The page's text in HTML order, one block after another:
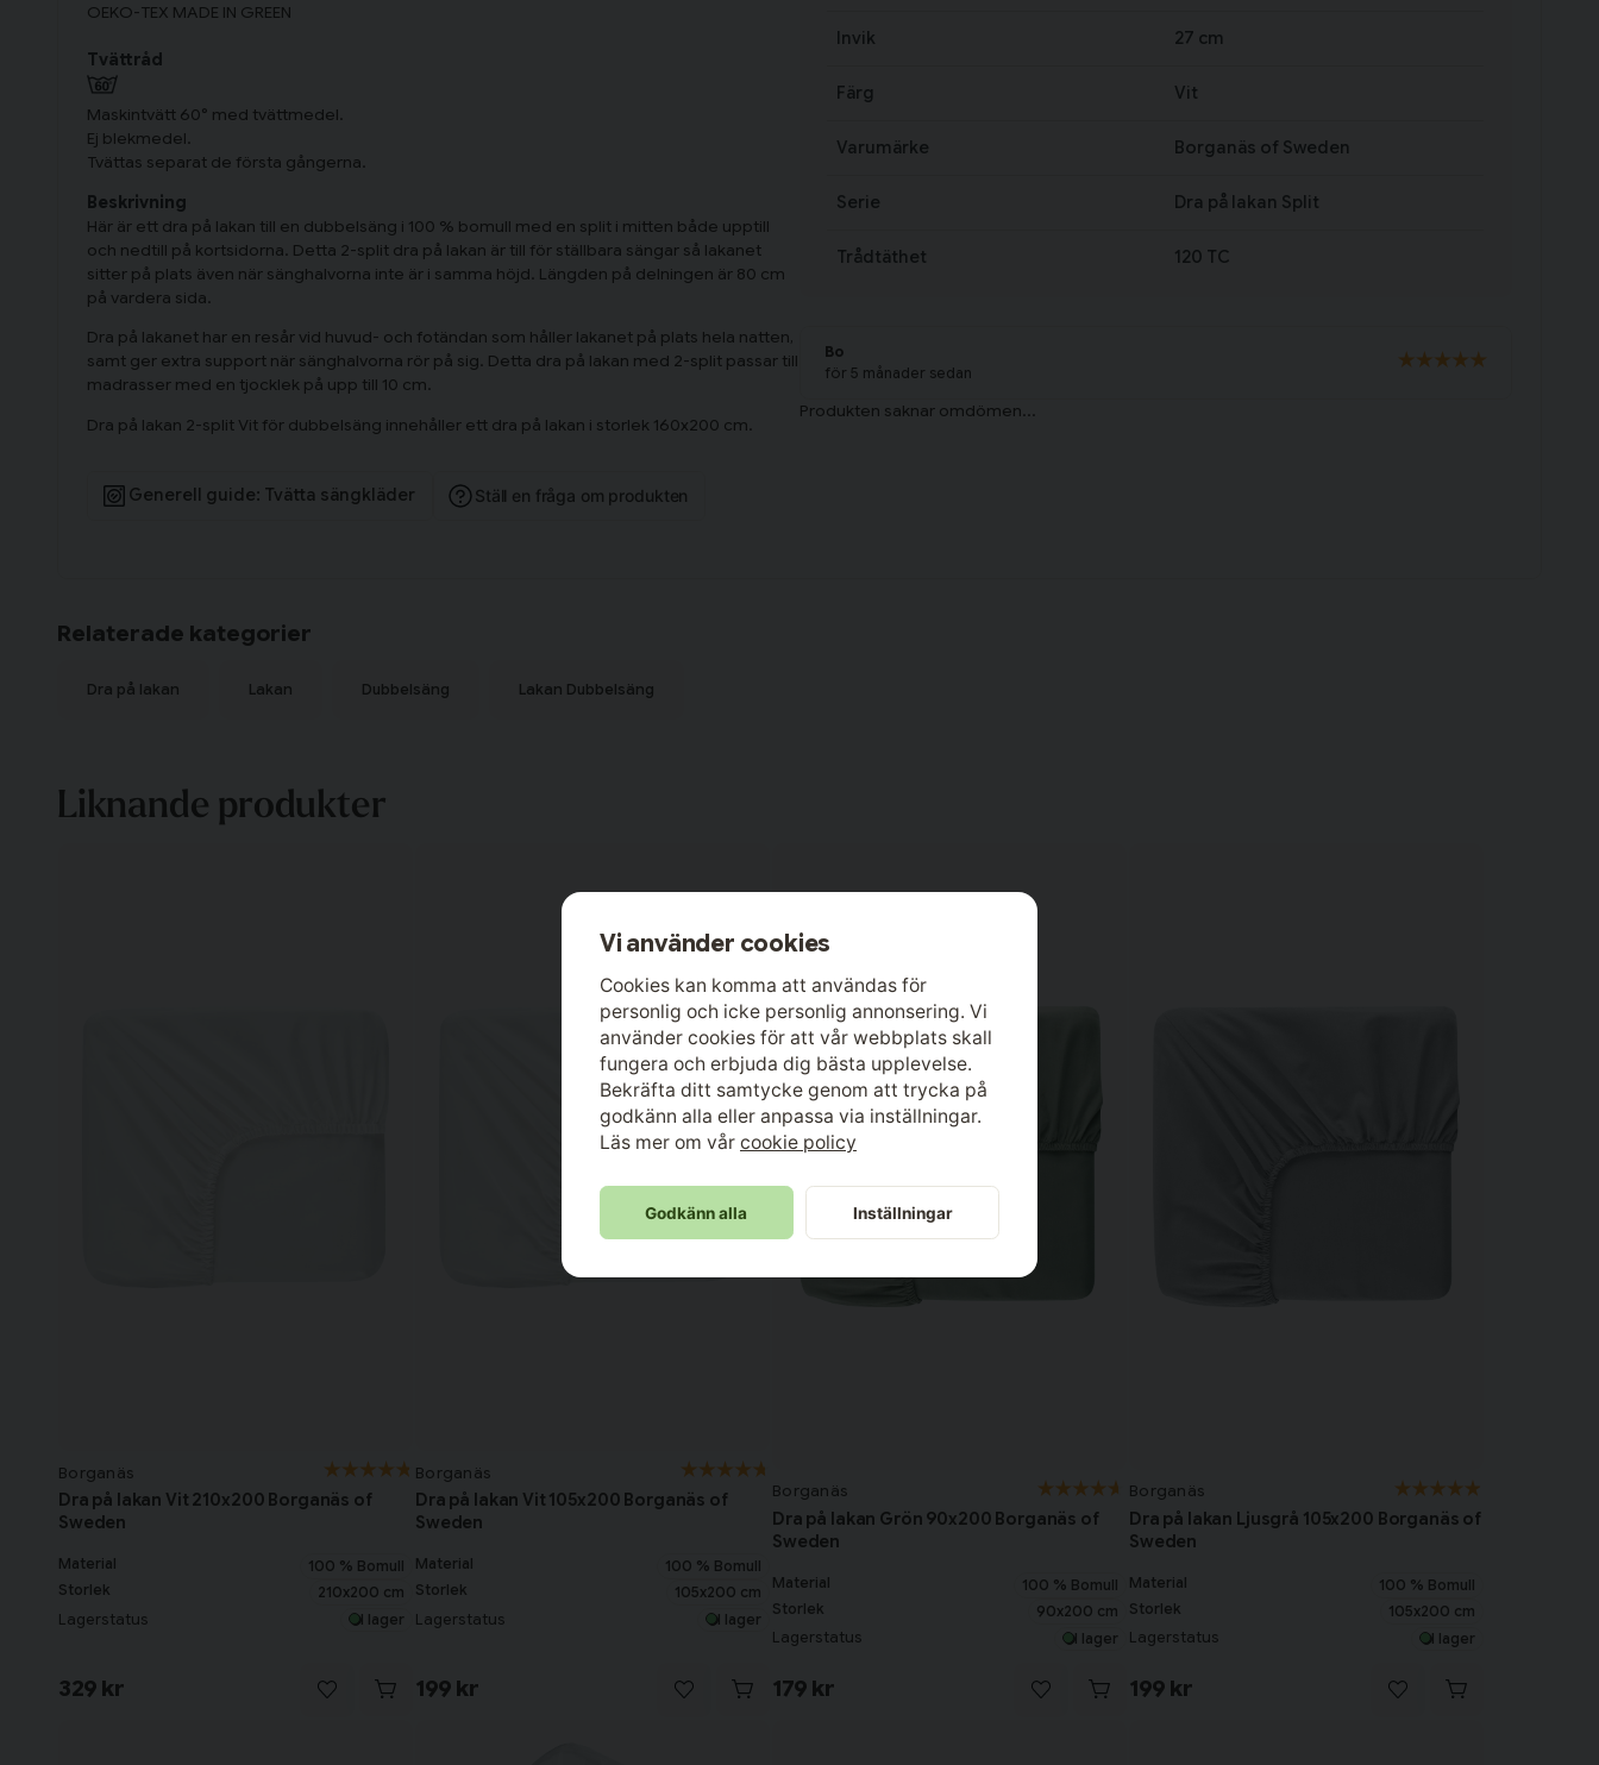
OEKO-TEX MADE IN GREEN
Tvättråd
Maskintvätt 60° med tvättmedel.
Ej blekmedel.
Tvättas separat de första gångerna.
Beskrivning
Här är ett dra på lakan till en dubbelsäng i 100 % bomull med en split i mitten både upptill
och nedtill på kortsidorna. Detta 2-split dra på lakan är till för ställbara sängar så lakanet
sitter på plats även när sänghalvorna inte är i samma höjd. Längden på delningen är 80 cm
på vardera sida.
Dra på lakanet har en resår vid huvud- och fotändan som håller lakanet på plats hela natten,
samt ger extra support när sänghalvorna rör på sig. Detta dra på lakan med 2-split passar till
madrasser med en tjocklek på upp till 10 cm.
Dra på lakan 2-split Vit för dubbelsäng innehåller ett dra på lakan i storlek 160x200 cm.
Generell guide: Tvätta sängkläder Ställ en fråga om produkten
Invik 27 cm
Färg Vit
Varumärke Borganäs of Sweden
Serie Dra på lakan Split
Trådtäthet 120 TC
Bo
för 5 månader sedan
Relaterade kategorier
Dra på lakan Lakan Dubbelsäng Lakan Dubbelsäng
Liknande produkter
Borganäs
Dra på lakan Vit 210x200 Borganäs of
Sweden
Material
100 % Bomull
Storlek
210x200 cm
Lagerstatus I lager
329 kr
Borganäs
Dra på lakan Vit 105x200 Borganäs of
Sweden
Material
100 % Bomull
Storlek
105x200 cm
Lagerstatus I lager
199 kr
Borganäs
Dra på lakan Grön 90x200 Borganäs of
Sweden
Material
100 % Bomull
Storlek
90x200 cm
Lagerstatus I lager
179 kr
Borganäs
Dra på lakan Ljusgrå 105x200 Borganäs of
Sweden
Material
100 % Bomull
Storlek
105x200 cm
Lagerstatus I lager
199 kr
Vi använder cookies
Cookies kan komma att användas för
personlig och icke personlig annonsering. Vi
använder cookies för att vår webbplats skall
fungera och erbjuda dig bästa upplevelse.
Bekräfta ditt samtycke genom att trycka på
godkänn alla eller anpassa via inställningar.
Läs mer om vår cookie policy
Godkänn alla Inställningar